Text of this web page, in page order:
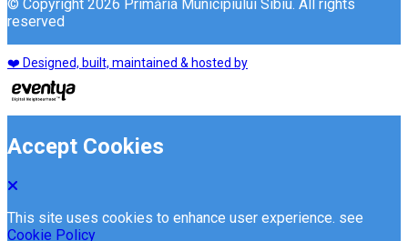
© Copyright 2026 Primăria Municipiului Sibiu. All rights
reserved
❤️ Designed, built, maintained & hosted by
Accept Cookies
This site uses cookies to enhance user experience. see
Cookie Policy